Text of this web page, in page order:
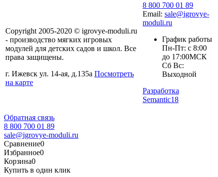
Copyright 2005-2020 © igrovye-moduli.ru
- производство мягких игровых
модулей для детских садов и школ. Все
права защищены.
г. Ижевск ул. 14-ая, д.135а Посмотреть
на карте
8 800 700 01 89
Email: sale@igrovye-
moduli.ru
График работы
Пн-Пт: с 8:00
до 17:00МСК
Сб Вс:
Выходной
Разработка
Semantic18
Обратная связь
8 800 700 01 89
sale@igrovye-moduli.ru
Сравнение0
Избранное0
Корзина0
Купить в один клик